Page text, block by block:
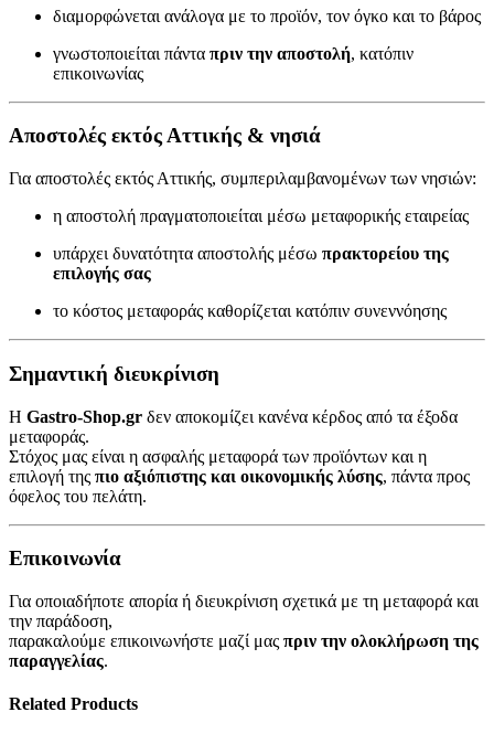
διαμορφώνεται ανάλογα με το προϊόν, τον όγκο και το βάρος
γνωστοποιείται πάντα πριν την αποστολή, κατόπιν
επικοινωνίας
Αποστολές εκτός Αττικής & νησιά
Για αποστολές εκτός Αττικής, συμπεριλαμβανομένων των νησιών:
η αποστολή πραγματοποιείται μέσω μεταφορικής εταιρείας
υπάρχει δυνατότητα αποστολής μέσω πρακτορείου της
επιλογής σας
το κόστος μεταφοράς καθορίζεται κατόπιν συνεννόησης
Σημαντική διευκρίνιση
Η Gastro-Shop.gr δεν αποκομίζει κανένα κέρδος από τα έξοδα
μεταφοράς.
Στόχος μας είναι η ασφαλής μεταφορά των προϊόντων και η
επιλογή της πιο αξιόπιστης και οικονομικής λύσης, πάντα προς
όφελος του πελάτη.
Επικοινωνία
Για οποιαδήποτε απορία ή διευκρίνιση σχετικά με τη μεταφορά και
την παράδοση,
παρακαλούμε επικοινωνήστε μαζί μας πριν την ολοκλήρωση της
παραγγελίας.
Related Products